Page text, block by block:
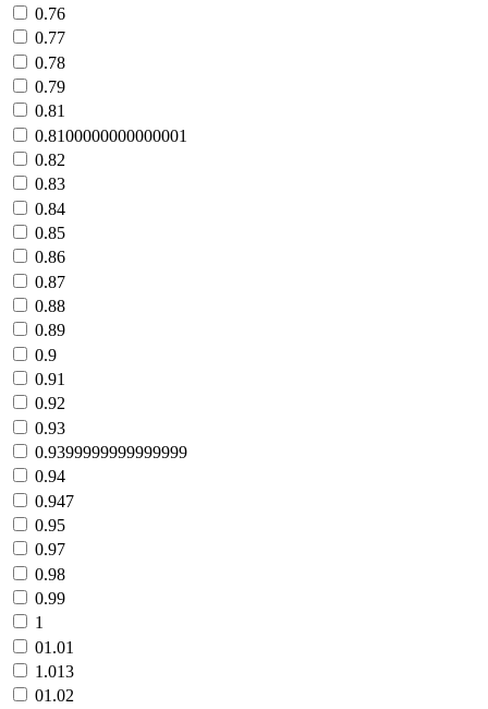
0.76
0.77
0.78
0.79
0.81
0.8100000000000001
0.82
0.83
0.84
0.85
0.86
0.87
0.88
0.89
0.9
0.91
0.92
0.93
0.9399999999999999
0.94
0.947
0.95
0.97
0.98
0.99
1
01.01
1.013
01.02